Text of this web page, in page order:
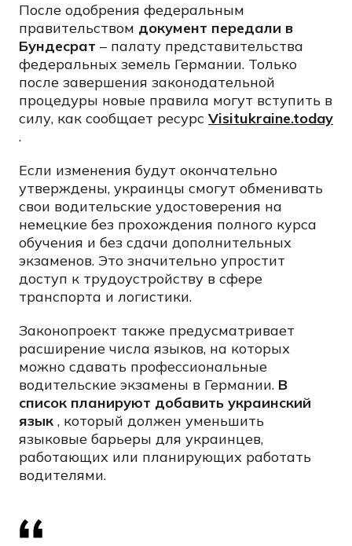
После одобрения федеральным
правительством документ передали в
Бундесрат – палату представительства
федеральных земель Германии. Только
после завершения законодательной
процедуры новые правила могут вступить в
силу, как сообщает ресурс Visitukraine.today
.
Если изменения будут окончательно
утверждены, украинцы смогут обменивать
свои водительские удостоверения на
немецкие без прохождения полного курса
обучения и без сдачи дополнительных
экзаменов. Это значительно упростит
доступ к трудоустройству в сфере
транспорта и логистики.
Законопроект также предусматривает
расширение числа языков, на которых
можно сдавать профессиональные
водительские экзамены в Германии. В
список планируют добавить украинский
язык , который должен уменьшить
языковые барьеры для украинцев,
работающих или планирующих работать
водителями.